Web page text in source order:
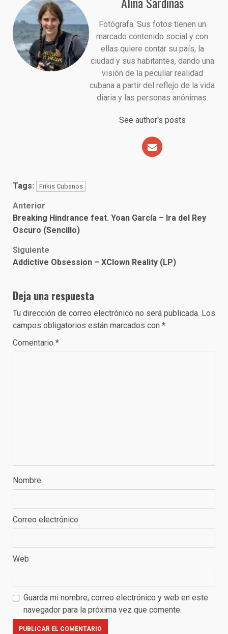
Fotógrafa. Sus fotos tienen un
marcado contenido social y con
ellas quiere contar su país, la
ciudad y sus habitantes, dando una
visión de la peculiar realidad
cubana a partir del reflejo de la vida
diaria y las personas anónimas.
See author's posts
Tags: Frikis Cubanos
Post
navigation
Anterior
Breaking Hindrance feat. Yoan García – Ira del Rey
Oscuro (Sencillo)
Siguiente
Addictive Obsession – XClown Reality (LP)
Deja una respuesta
Tu dirección de correo electrónico no será publicada. Los
campos obligatorios están marcados con *
Comentario *
Nombre
Correo electrónico
Web
Guarda mi nombre, correo electrónico y web en este
navegador para la próxima vez que comente.